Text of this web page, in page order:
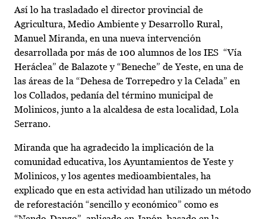
Así lo ha trasladado el director provincial de
Agricultura, Medio Ambiente y Desarrollo Rural,
Manuel Miranda, en una nueva intervención
desarrollada por más de 100 alumnos de los IES “Vía
Heráclea” de Balazote y “Beneche” de Yeste, en una de
las áreas de la “Dehesa de Torrepedro y la Celada” en
los Collados, pedanía del término municipal de
Molinicos, junto a la alcaldesa de esta localidad, Lola
Serrano.
Miranda que ha agradecido la implicación de la
comunidad educativa, los Ayuntamientos de Yeste y
Molinicos, y los agentes medioambientales, ha
explicado que en esta actividad han utilizado un método
de reforestación “sencillo y económico” como es